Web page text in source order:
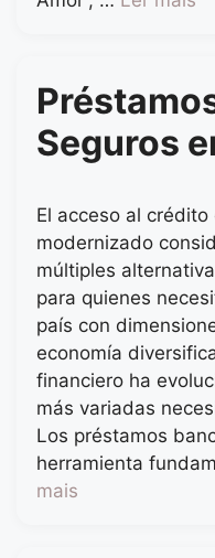
Seguros
El acceso al crédito
modernizado
múltiples
para quienes
país con
economía
financiero ha
más variadas
Los préstamos
herramienta
mais